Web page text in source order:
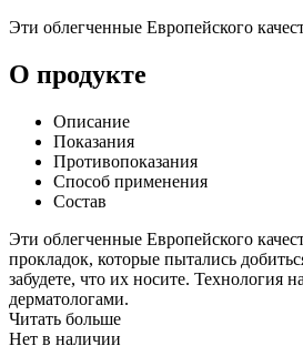
Эти облегченные Европейского
О продукте
Описание
Показания
Противопоказания
Способ применения
Состав
Эти облегченные Европейского
прокладок, которые пытались
забудете, что их носите.
дерматологами.
Читать больше
Нет в наличии